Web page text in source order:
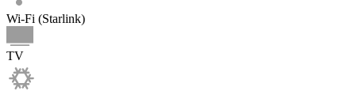
Wi-Fi (Starlink)
TV